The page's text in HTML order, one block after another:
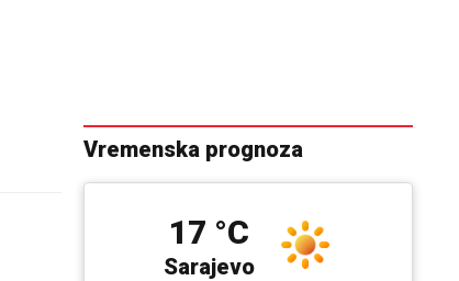
Vremenska prognoza
Sarajevo
17 °C